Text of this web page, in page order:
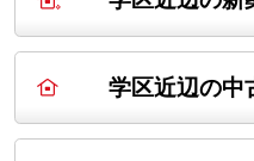
学区近辺の中